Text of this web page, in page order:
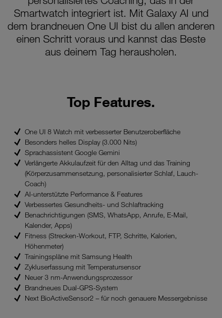
Smartwatch integriert ist. Mit Galaxy AI und
dem brandneuen One UI bist du allen anderen
einen Schritt voraus und kannst das Beste
aus deinem Tag herausholen.
Top Features.
One UI 8 Watch mit verbesserter Benutzeroberfläche
Besonders helles Display (3.000 Nits)
Sprachassistent Google Gemini
Verlängerte Akkulaufzeit für den Alltag und das Training
(Körperzusammensetzung, personalisierter Schlaf, Lauch-
Coach)
AI-unterstützte Performance & Features
Verbessertes Gesundheits- und Schlaftracking
Benachrichtigungen (SMS, WhatsApp, Anrufe, E-Mail,
Kalender, Apps)
Fitness (Strecken-Workout, FTP, Schritte, Kalorien,
Höhenmeter)
Trainingspläne mit Samsung Health
Zykluserfassung mit Temperatursensor
Neuer 3 nm-Anwendungsprozessor
Brandneues Dual-GPS-System
Next BioActiveSensor2 – für noch genauere Messergebnisse